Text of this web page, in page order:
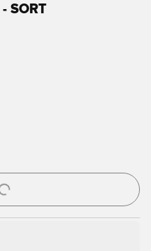
SORT
tilmelde dig som medlem